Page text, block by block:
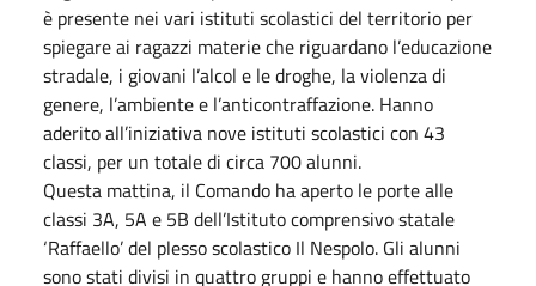
è presente nei vari istituti scolastici del territorio per
spiegare ai ragazzi materie che riguardano l’educazione
stradale, i giovani l’alcol e le droghe, la violenza di
genere, l’ambiente e l’anticontraffazione. Hanno
aderito all’iniziativa nove istituti scolastici con 43
classi, per un totale di circa 700 alunni.
Questa mattina, il Comando ha aperto le porte alle
classi 3A, 5A e 5B dell’Istituto comprensivo statale
‘Raffaello’ del plesso scolastico Il Nespolo. Gli alunni
sono stati divisi in quattro gruppi e hanno effettuato